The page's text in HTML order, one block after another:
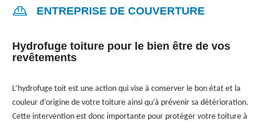
ENTREPRISE DE COUVERTURE
Hydrofuge toiture pour le bien être de vos
revêtements
L’hydrofuge toit est une action qui vise à conserver le bon état et la
couleur d’origine de votre toiture ainsi qu’à prévenir sa détérioration.
Cette intervention est donc importante pour protéger votre toiture à